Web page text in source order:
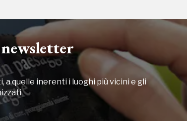
quelle inerenti i luoghi più vicini e gli